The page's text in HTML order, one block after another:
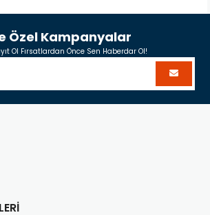
Özel Kampanyalar
Ol Fırsatlardan Önce Sen Haberdar Ol!